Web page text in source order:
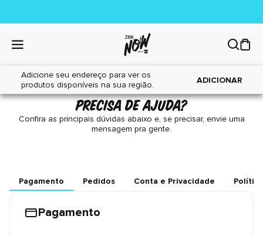
Adicione seu endereço para ver os
produtos disponíveis na sua região.
ADICIONAR
PRECISA DE AJUDA?
Confira as principais dúvidas abaixo e, se precisar, envie uma
mensagem pra gente.
Pagamento Pedidos Conta e Privacidade
Pagamento